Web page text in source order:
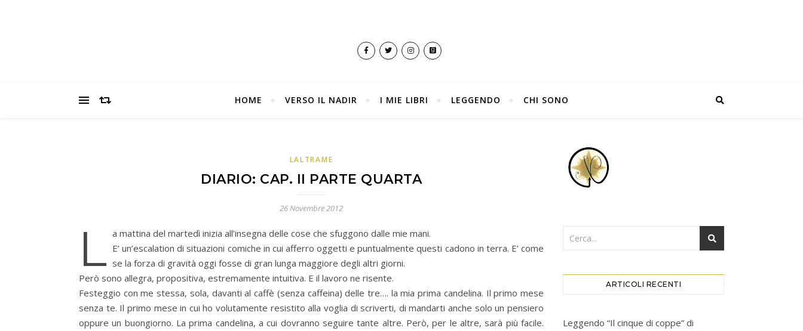
HOME VERSO IL NADIR I MIE LIBRI LEGGENDO CHI SONO
LALTRAME
DIARIO: CAP. II PARTE QUARTA
26 Novembre 2012
L a mattina del martedì inizia all’insegna delle cose che sfuggono dalle mie mani.
E’ un’escalation di situazioni comiche in cui afferro oggetti e puntualmente questi cadono in terra. E’ come
se la forza di gravità oggi fosse di gran lunga maggiore degli altri giorni.
Però sono allegra, propositiva, estremamente intuitiva. E il lavoro ne risente.
Festeggio con me stessa, sola, davanti al caffè (senza caffeina) delle tre…. la mia prima candelina. Il primo mese
senza te. Il primo mese in cui ho volutamente resistito alla voglia di scriverti, di mandarti anche solo un pensiero
oppure un buongiorno. La prima candelina, a cui dovranno seguire tante altre. Però, per le altre, sarà più facile.
ARTICOLI RECENTI
Leggendo “Il cinque di coppe” di